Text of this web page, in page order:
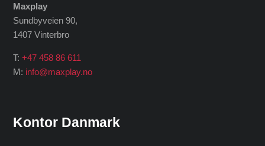
Maxplay
Sundbyveien 90,
1407 Vinterbro
T:+47 458 86 611
M: info@maxplay.no
Kontor Danmark